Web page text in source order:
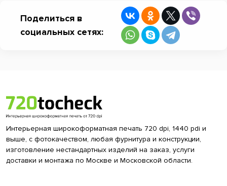
Поделиться в
социальных сетях:
Интерьерная широкоформатная печать 720 dpi, 1440 pdi и
выше, с фотокачеством, любая фурнитура и конструкции,
изготовление нестандартных изделий на заказ, услуги
доставки и монтажа по Москве и Московской области.